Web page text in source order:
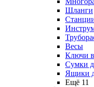
Шланги
Весы
Ключи
Сумки
Ящики
Ещё 11